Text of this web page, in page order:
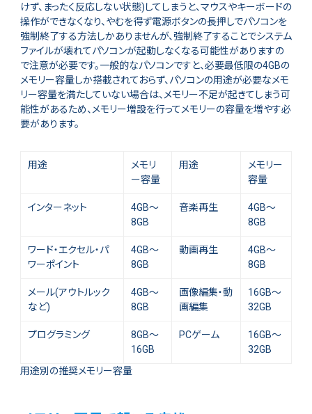
けず、まったく反応しない状態)してしまうと、マウスやキーボードの
操作ができなくなり、やむを得ず電源ボタンの長押しでパソコンを
強制終了する方法しかありませんが、強制終了することでシステム
ファイルが壊れてパソコンが起動しなくなる可能性がありますの
で注意が必要です。一般的なパソコンですと、必要最低限の4GBの
メモリー容量しか搭載されておらず、パソコンの用途が必要なメモ
リー容量を満たしていない場合は、メモリー不足が起きてしまう可
能性があるため、メモリー増設を行ってメモリーの容量を増やす必
要があります。
用途
メモリ
ー容量
用途
メモリー
容量
インターネット
4GB～
8GB
音楽再生
4GB～
8GB
ワード・エクセル・パ
ワーポイント
4GB～
8GB
動画再生
4GB～
8GB
メール(アウトルック
など)
4GB～
8GB
画像編集・動
画編集
16GB～
32GB
プログラミング
8GB～
16GB
PCゲーム
16GB～
32GB
用途別の推奨メモリー容量